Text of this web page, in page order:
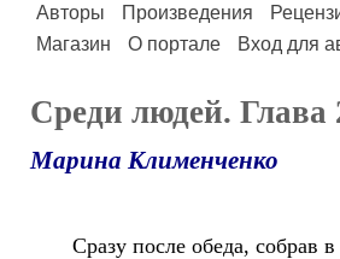
Авторы Произведения
Магазин
О портале Вход для
Среди людей. Глава
Марина Клименченко
Сразу после обеда, собрав в